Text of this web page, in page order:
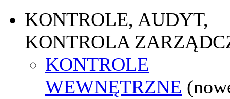
KONTROLE, AUDYT,
KONTROLA
KONTROLE
WEWNĘTRZNE